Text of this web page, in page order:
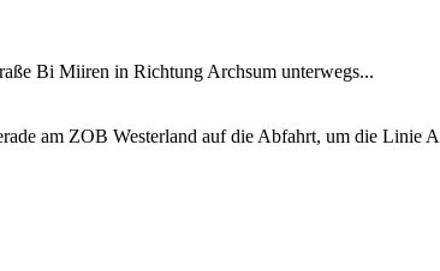
Bi Miiren in Richtung Archsum unterwegs...
am ZOB Westerland auf die Abfahrt, um die Linie